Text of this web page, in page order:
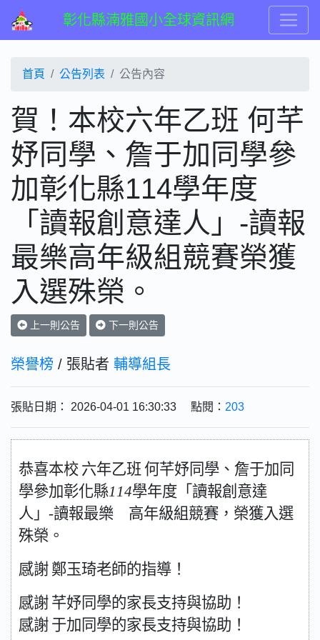
彰化縣湳雅國小全球資訊網
首頁 公告列表 公告內容
賀！本校六年乙班 何芊
妤同學、詹于加同學參
加彰化縣114學年度
「讀報創意達人」-讀報
最樂高年級組競賽榮獲
入選殊榮。
上一則公告 下一則公告
榮譽榜 / 張貼者 輔導組長
張貼日期： 2026-04-01 16:30:33 點閱： 203
恭喜本校 六年乙班 何芊妤同學、詹于加同
學參加彰化縣114學年度「讀報創意達
人」 -讀報最樂 高年級組競賽，榮獲入選
殊榮。
感謝 鄭玉琦老師的指導！
感謝 芊妤同學的家長支持與協助！
感謝 于加同學的家長支持與協助！